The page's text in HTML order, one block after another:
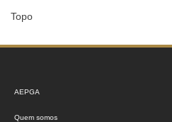
Topo
AEPGA
Quem somos